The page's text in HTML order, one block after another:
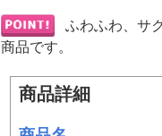
ふわふわ、サ
商品です。
商品詳細